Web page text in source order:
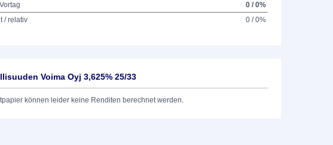
0 / 0%
/ relativ
0 / 0%
Voima Oyj 3,625% 25/33
können leider keine Renditen berechnet werden.